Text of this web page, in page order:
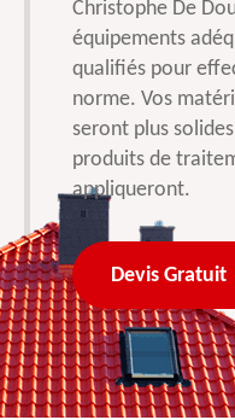
Christophe De
équipements
qualifiés pour
norme. Vos
seront plus
produits de
appliqueront.
Devis Gratuit